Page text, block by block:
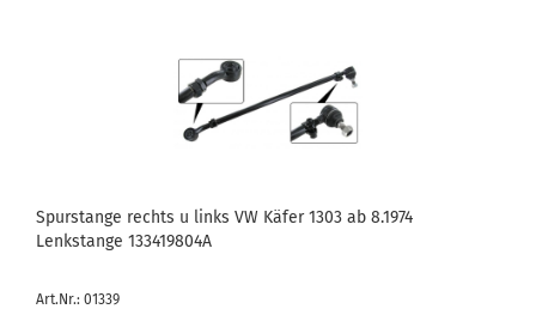
Spurstange rechts u links VW Käfer 1303 ab 8.1974
Lenkstange 133419804A
Art.Nr.: 01339